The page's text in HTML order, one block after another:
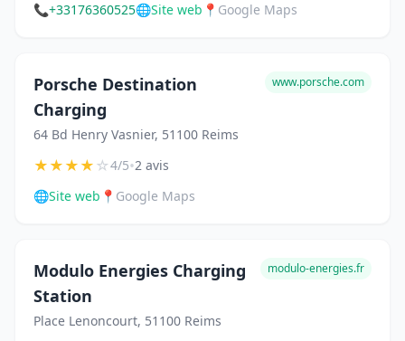
📞+33176360525🌐Site web 📍 Google Maps
Porsche Destination
Charging
64 Bd Henry Vasnier, 51100 Reims
www.porsche.com
★★★★☆4/5•2 avis
🌐Site web 📍 Google Maps
Modulo Energies Charging
Station
Place Lenoncourt, 51100 Reims
modulo-energies.fr